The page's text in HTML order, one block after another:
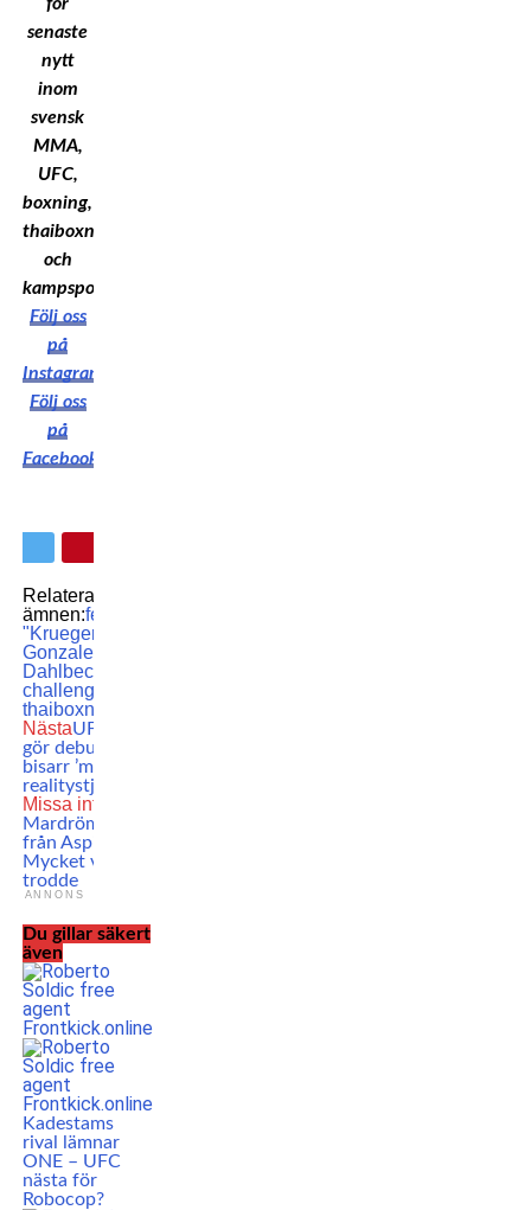
senaste
nytt
inom
svensk
MMA,
UFC,
boxning,
thaiboxning
och
kampsport!
Följ oss
på
Instagram
Följ oss
på
Facebook
Relaterade
ämnen:featured
"Krueger" Castro
Gonzalez
Dahlbeck
challenge 29
thaiboxning
NästaUFC-mästaren
gör debut i Misfits –
bisarr ’mismatch’ mot
realitystjärna!
Missa inte
Mardrömsrapporten
från Aspinalls team:
Mycket värre än vi
trodde
ANNONS
Du gillar säkert
även
Kadestams
rival lämnar
ONE – UFC
nästa för
Robocop?